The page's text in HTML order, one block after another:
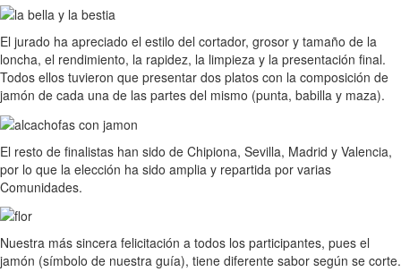
El jurado ha apreciado el estilo del cortador, grosor y tamaño de la
loncha, el rendimiento, la rapidez, la limpieza y la presentación final.
Todos ellos tuvieron que presentar dos platos con la composición de
jamón de cada una de las partes del mismo (punta, babilla y maza).
El resto de finalistas han sido de Chipiona, Sevilla, Madrid y Valencia,
por lo que la elección ha sido amplia y repartida por varias
Comunidades.
Nuestra más sincera felicitación a todos los participantes, pues el
jamón (símbolo de nuestra guía), tiene diferente sabor según se corte.